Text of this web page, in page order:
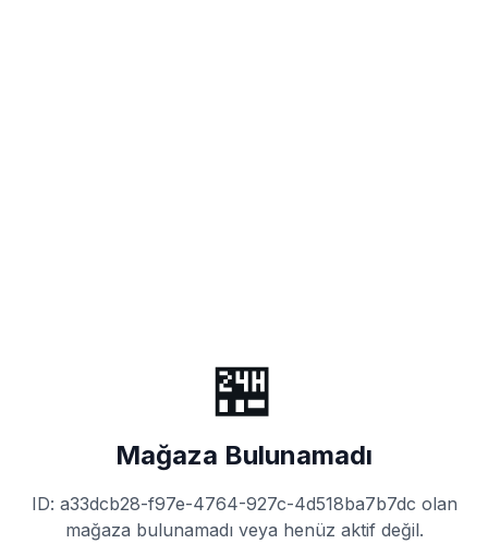
🏪
Mağaza Bulunamadı
ID: a33dcb28-f97e-4764-927c-4d518ba7b7dc olan
mağaza bulunamadı veya henüz aktif değil.